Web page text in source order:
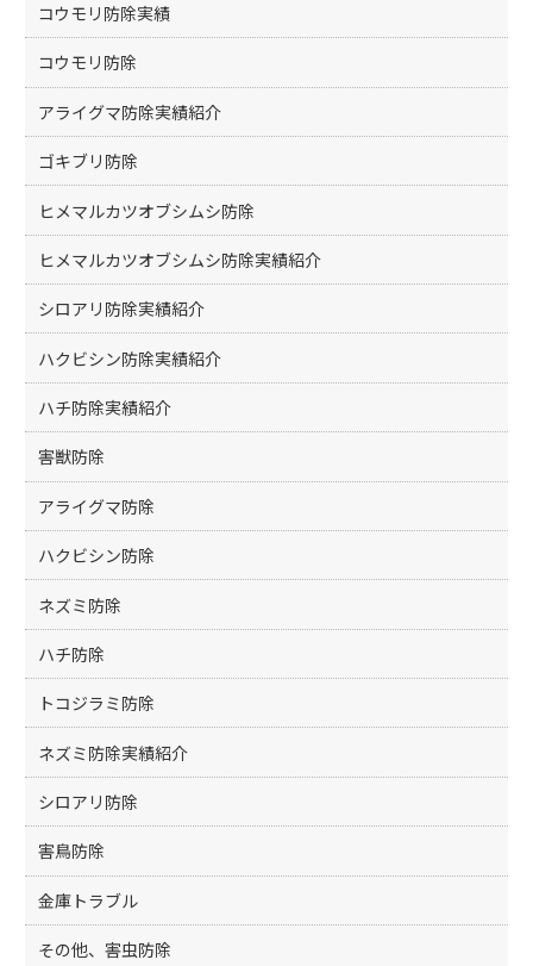
コウモリ防除実績
コウモリ防除
アライグマ防除実績紹介
ゴキブリ防除
ヒメマルカツオブシムシ防除
ヒメマルカツオブシムシ防除実績紹介
シロアリ防除実績紹介
ハクビシン防除実績紹介
ハチ防除実績紹介
害獣防除
アライグマ防除
ハクビシン防除
ネズミ防除
ハチ防除
トコジラミ防除
ネズミ防除実績紹介
シロアリ防除
害鳥防除
金庫トラブル
その他、害虫防除